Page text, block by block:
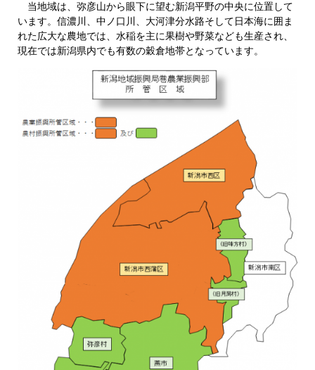
当地域は、弥彦山から眼下に望む新潟平野の中央に位置して
います。信濃川、中ノ口川、大河津分水路そして日本海に囲ま
れた広大な農地では、水稲を主に果樹や野菜なども生産され、
現在では新潟県内でも有数の穀倉地帯となっています。